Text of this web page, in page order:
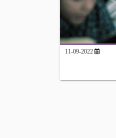
11-09-2022